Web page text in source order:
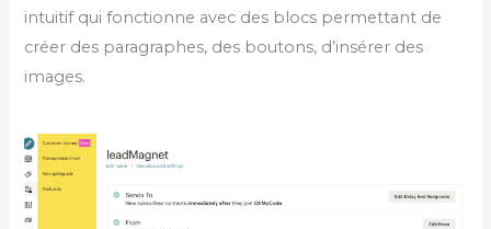
intuitif qui fonctionne avec des blocs permettant de
créer des paragraphes, des boutons, d’insérer des
images.